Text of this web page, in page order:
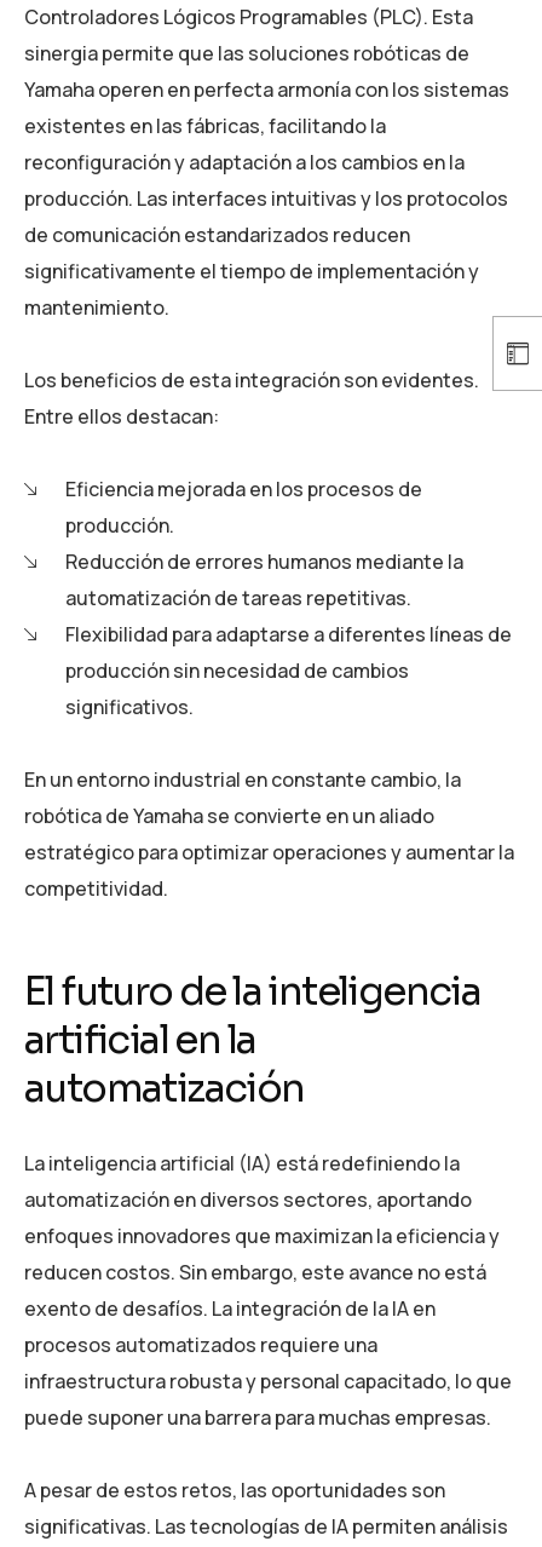
Controladores Lógicos Programables (PLC). Esta
sinergia permite que las soluciones robóticas de
Yamaha operen en perfecta armonía con los sistemas
existentes en las fábricas, facilitando la
reconfiguración y adaptación a los cambios en la
producción. Las interfaces intuitivas y los protocolos
de comunicación estandarizados reducen
significativamente el tiempo de implementación y
mantenimiento.
Los beneficios de esta integración son evidentes.
Entre ellos destacan:
Eficiencia mejorada en los procesos de
producción.
Reducción de errores humanos mediante la
automatización de tareas repetitivas.
Flexibilidad para adaptarse a diferentes líneas de
producción sin necesidad de cambios
significativos.
En un entorno industrial en constante cambio, la
robótica de Yamaha se convierte en un aliado
estratégico para optimizar operaciones y aumentar la
competitividad.
El futuro de la inteligencia
artificial en la
automatización
La inteligencia artificial (IA) está redefiniendo la
automatización en diversos sectores, aportando
enfoques innovadores que maximizan la eficiencia y
reducen costos. Sin embargo, este avance no está
exento de desafíos. La integración de la IA en
procesos automatizados requiere una
infraestructura robusta y personal capacitado, lo que
puede suponer una barrera para muchas empresas.
A pesar de estos retos, las oportunidades son
significativas. Las tecnologías de IA permiten análisis